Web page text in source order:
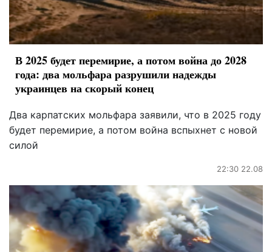
В 2025 будет перемирие, а потом война до 2028
года: два мольфара разрушили надежды
украинцев на скорый конец
Два карпатских мольфара заявили, что в 2025 году
будет перемирие, а потом война вспыхнет с новой
силой
22:30 22.08